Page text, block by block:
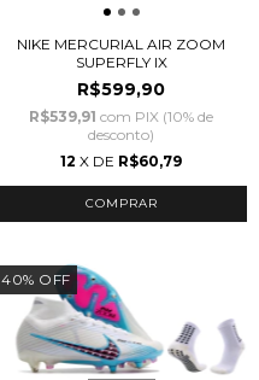
NIKE MERCURIAL AIR ZOOM
SUPERFLY IX
R$599,90
R$539,91 com PIX (10% de
desconto)
12 X DE R$60,79
COMPRAR
40% OFF